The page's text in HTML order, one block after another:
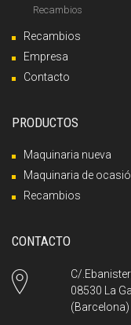
Recambios
Recambios
Empresa
Contacto
PRODUCTOS
Maquinaria nueva
Maquinaria de
Recambios
CONTACTO
C/
08530 La
(Barcelona)